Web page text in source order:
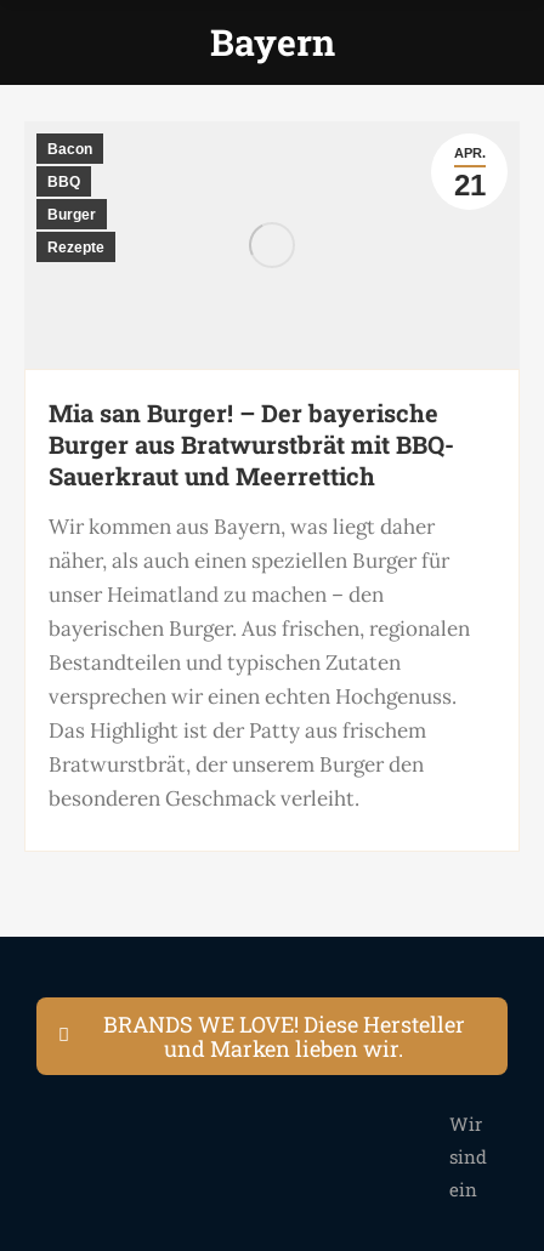
Bayern
APR.
21
Bacon
BBQ
Burger
Rezepte
Mia san Burger! – Der bayerische
Burger aus Bratwurstbrät mit BBQ-
Sauerkraut und Meerrettich
Wir kommen aus Bayern, was liegt daher
näher, als auch einen speziellen Burger für
unser Heimatland zu machen – den
bayerischen Burger. Aus frischen, regionalen
Bestandteilen und typischen Zutaten
versprechen wir einen echten Hochgenuss.
Das Highlight ist der Patty aus frischem
Bratwurstbrät, der unserem Burger den
besonderen Geschmack verleiht.
BRANDS WE LOVE! Diese Hersteller
und Marken lieben wir.
Wir
sind
ein